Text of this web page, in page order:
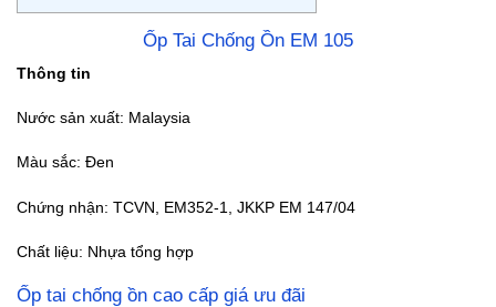
Ốp Tai Chống Ồn EM 105
Thông tin
Nước sản xuất: Malaysia
Màu sắc: Đen
Chứng nhận: TCVN, EM352-1, JKKP EM 147/04
Chất liệu: Nhựa tổng hợp
Ốp tai chống ồn cao cấp giá ưu đãi